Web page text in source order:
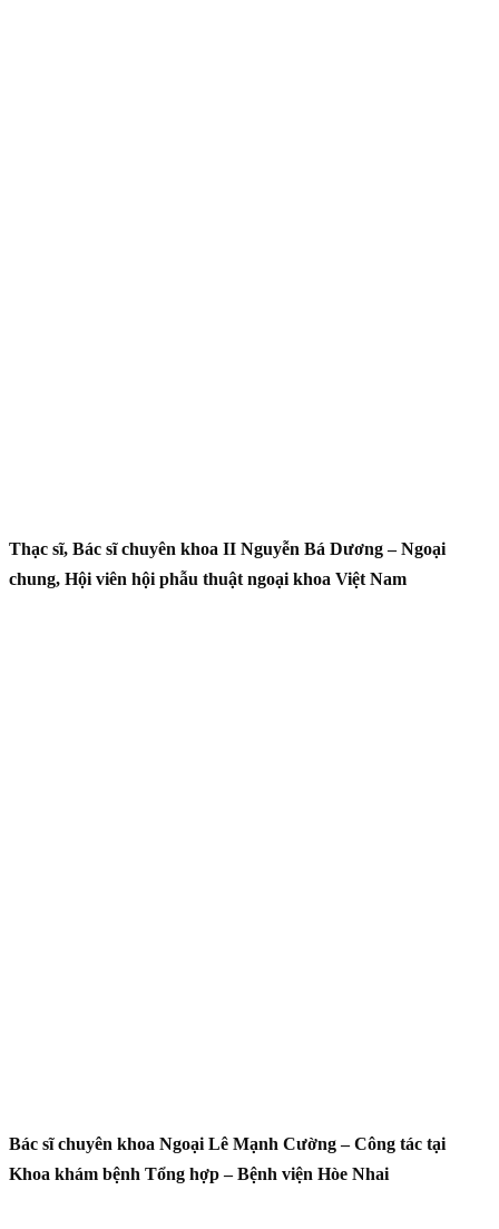
Thạc sĩ, Bác sĩ chuyên khoa II Nguyễn Bá Dương – Ngoại
chung, Hội viên hội phẫu thuật ngoại khoa Việt Nam
Bác sĩ chuyên khoa Ngoại Lê Mạnh Cường – Công tác tại
Khoa khám bệnh Tổng hợp – Bệnh viện Hòe Nhai